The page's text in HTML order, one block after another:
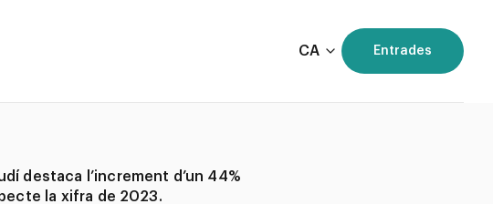
CA Entrades
destaca l’increment d’un 44%
la xifra de 2023.